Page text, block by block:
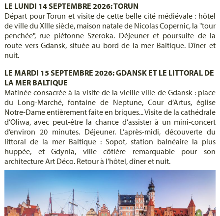
LE LUNDI 14 SEPTEMBRE 2026: TORUN
Départ pour Torun et visite de cette belle cité médiévale : hôtel
de ville du XIIIe siècle, maison natale de Nicolas Copernic, la "tour
penchée", rue piétonne Szeroka. Déjeuner et poursuite de la
route vers Gdansk, située au bord de la mer Baltique. Dîner et
nuit.
LE MARDI 15 SEPTEMBRE 2026: GDANSK ET LE LITTORAL DE
LA MER BALTIQUE
Matinée consacrée à la visite de la vieille ville de Gdansk : place
du Long-Marché, fontaine de Neptune, Cour d’Artus, église
Notre-Dame entièrement faite en briques... Visite de la cathédrale
d’Oliwa, avec peut-être la chance d’assister à un mini-concert
d’environ 20 minutes. Déjeuner. L’après-midi, découverte du
littoral de la mer Baltique : Sopot, station balnéaire la plus
huppée, et Gdynia, ville côtière remarquable pour son
architecture Art Déco. Retour à l’hôtel, dîner et nuit.